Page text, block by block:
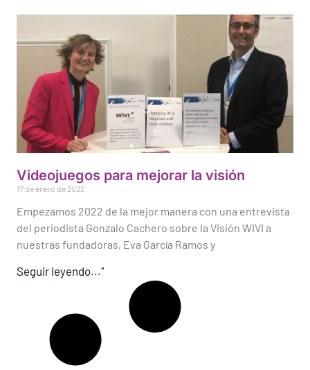
Videojuegos para mejorar la visión
17 de enero de 2022
Empezamos 2022 de la mejor manera con una entrevista
del periodista Gonzalo Cachero sobre la Visión WIVI a
nuestras fundadoras, Eva García Ramos y
Seguir leyendo..."